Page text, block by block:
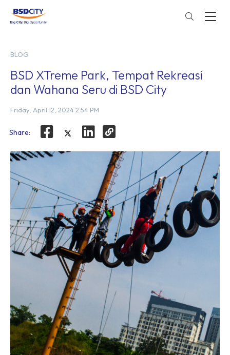
BLOG
BSD XTreme Park, Tempat Rekreasi
dan Wahana Seru di BSD City
Friday, April 12, 2024 2:54 PM
Share: